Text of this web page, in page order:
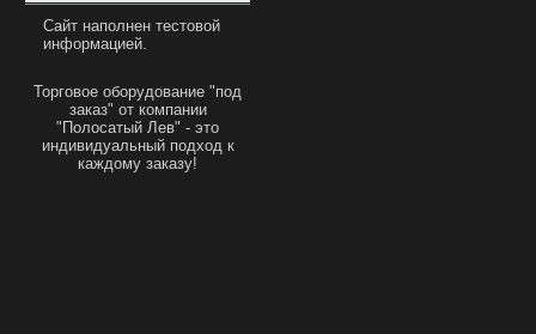
Сайт наполнен тестовой
информацией.
Торговое оборудование "под
заказ" от компании
"Полосатый Лев" - это
индивидуальный подход к
каждому заказу!